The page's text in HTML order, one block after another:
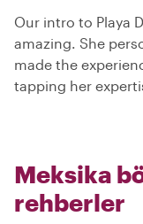
Our intro to Playa
amazing. She
made the
tapping her
Meksika
rehberler